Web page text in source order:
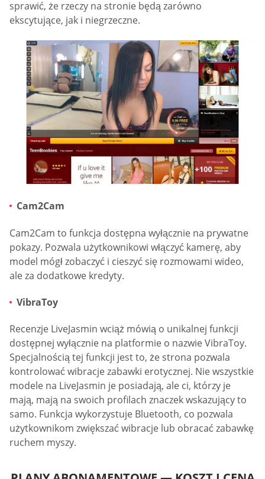
sprawić, że rzeczy na stronie będą zarówno
ekscytujące, jak i niegrzeczne.
Cam2Cam
Cam2Cam to funkcja dostępna wyłącznie na prywatne
pokazy. Pozwala użytkownikowi włączyć kamerę, aby
model mógł zobaczyć i cieszyć się rozmowami wideo,
ale za dodatkowe kredyty.
VibraToy
Recenzje LiveJasmin wciąż mówią o unikalnej funkcji
dostępnej wyłącznie na platformie o nazwie VibraToy.
Specjalnością tej funkcji jest to, że strona pozwala
kontrolować wibracje zabawki erotycznej. Nie wszystkie
modele na LiveJasmin je posiadają, ale ci, którzy je
mają, mają na swoich profilach znaczek wskazujący to
samo. Funkcja wykorzystuje Bluetooth, co pozwala
użytkownikom zwiększać wibracje lub obracać zabawkę
ruchem myszy.